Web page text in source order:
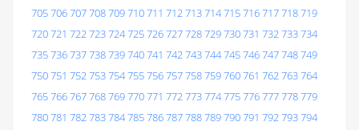
705706707708709710711 712713714715716717718719
720721 722723724725726727728729730731 732733734
735736737738739740741 742743744745746747748749
750751 752753754755756757758759760761 762763764
765766767768769770771 772773774775776777778779
780781 782783784785786787788789790791 792793794